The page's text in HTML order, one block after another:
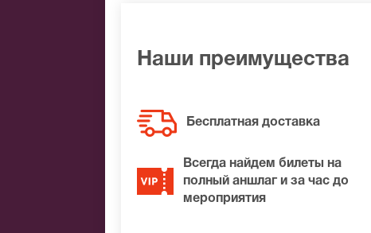
Наши преимущества
Бесплатная доставка
Всегда найдем билеты на
полный аншлаг и за час до
мероприятия